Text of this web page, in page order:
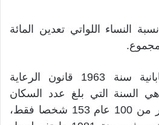
النساء اللواتي تعدين المائة
وأصدرت الحكومة اليابانية سنة 1963 قانون الرعاية
وهي السنة التي بلغ عدد السكان
الذين تبلغ أعمارهم أكثر من 100 عام 153 شخصا فقط،